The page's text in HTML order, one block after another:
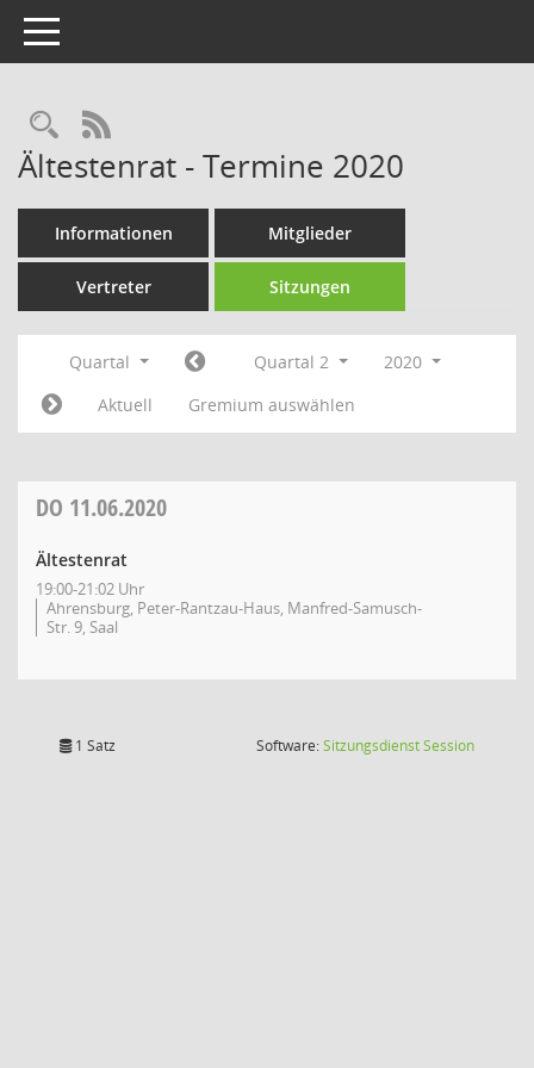
Toggle navigation
Rechercheauswahl
RSS-Feed
Ältestenrat - Termine 2020
Informationen Mitglieder
Vertreter Sitzungen
Quartal Quartal 2
2020
Aktuell
Gremium auswählen
DO 11.06.2020
Ältestenrat
19:00-21:02 Uhr
Ahrensburg, Peter-Rantzau-Haus, Manfred-Samusch-
Str. 9, Saal
1 Satz Software:SitzungsdienstSession(Wird in